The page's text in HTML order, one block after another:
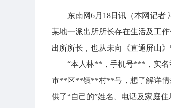
东南网6月18日讯（本网记者
某地一派出所所长存在生活及工
出所所长，也从未向《直通屏山
“本人林**，手机号***，实
市**区**镇**村**号，想了解详情
供了“自己的”姓名、电话及家庭